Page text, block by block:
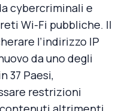
cybercriminali e
Wi-Fi pubbliche. Il
l’indirizzo IP
da uno degli
37 Paesi,
restrizioni